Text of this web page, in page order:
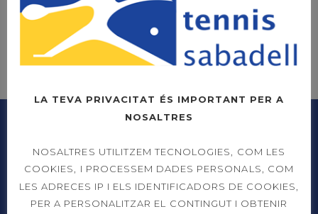
LA TEVA PRIVACITAT ÉS IMPORTANT PER A
NOSALTRES
NOSALTRES UTILITZEM TECNOLOGIES, COM LES
COOKIES, I PROCESSEM DADES PERSONALS, COM
LES ADRECES IP I ELS IDENTIFICADORS DE COOKIES,
PER A PERSONALITZAR EL CONTINGUT I OBTENIR